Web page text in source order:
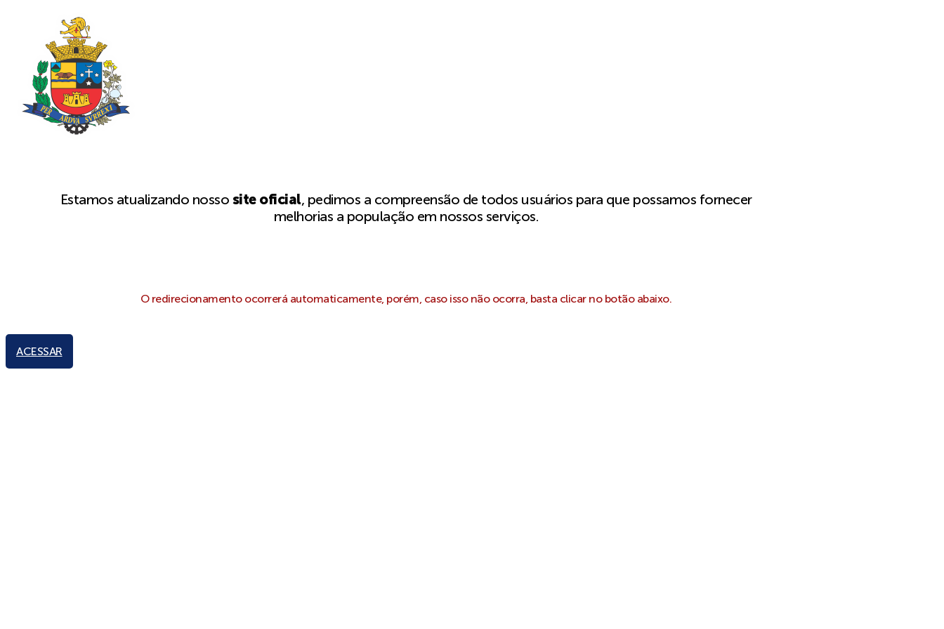
Estamos atualizando nosso site oficial, pedimos a compreensão de todos usuários para que possamos fornecer
melhorias a população em nossos serviços.
O redirecionamento ocorrerá automaticamente, porém, caso isso não ocorra, basta clicar no botão abaixo.
ACESSAR